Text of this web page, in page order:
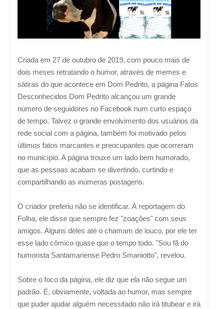
Criada em 27 de outubro de 2019, com pouco mais de
dois meses retratando o humor, através de memes e
sátiras do que acontece em Dom Pedrito, a página Fatos
Desconhecidos Dom Pedrito alcançou um grande
número de seguidores no Facebook num curto espaço
de tempo. Talvez o grande envolvimento dos usuários da
rede social com a página, também foi motivado pelos
últimos fatos marcantes e preocupantes que ocorreram
no município. A página trouxe um lado bem humorado,
que as pessoas acabam se divertindo, curtindo e
compartilhando as inúmeras postagens.
O criador preferiu não se identificar. À reportagem do
Folha, ele disse que sempre fez "zoações" com seus
amigos. Alguns deles até o chamam de louco, por ele ter
esse lado cômico quase que o tempo todo. "Sou fã do
humorista Santamariense Pedro Smaniotto", revelou.
Sobre o foco da página, ele diz que ela não segue um
padrão. É, obviamente, voltada ao humor, mas sempre
que puder ajudar alguém necessitado não irá titubear e irá